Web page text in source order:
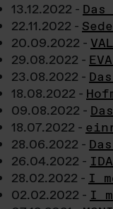
13.12.2022 -
22.11.2022 -
20.09.2022 -
29.08.2022 -
23.08.2022 -
18.08.2022 -
09.08.2022 -
18.07.2022 -
28.06.2022 -
26.04.2022 -
28.02.2022 - I
02.02.2022 - I